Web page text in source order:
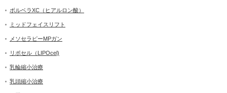
ボルベラXC（ヒアルロン酸）
ミッドフェイスリフト
メソセラピーMPガン
リポセル（LIPOcel)
乳輪縮小治療
乳頭縮小治療